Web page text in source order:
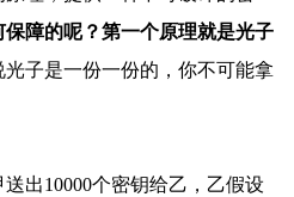
障的呢？第一个原理就是光子
光子是一份一份的，你不可能拿
送出10000个密钥给乙，乙假设